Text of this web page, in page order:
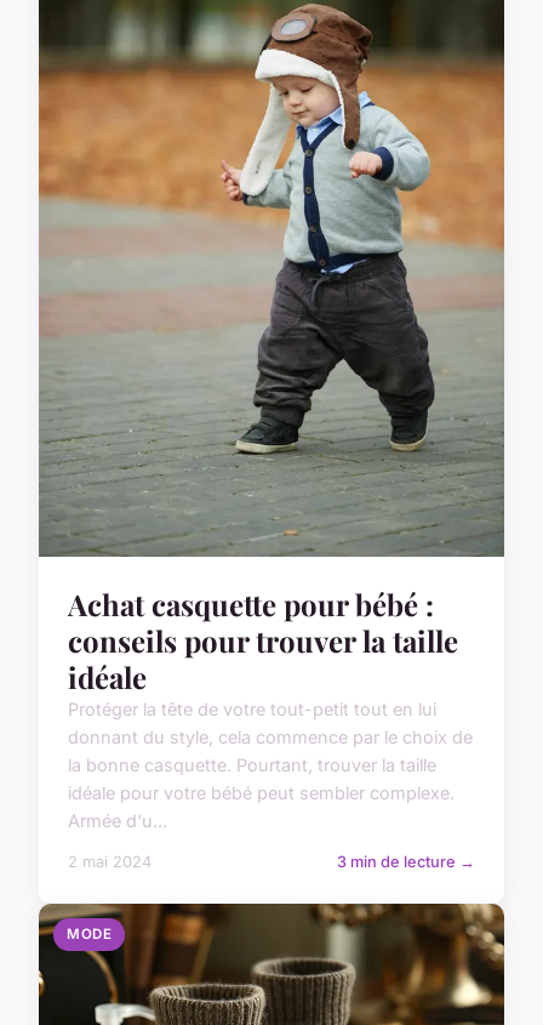
Achat casquette pour bébé :
conseils pour trouver la taille
idéale
Protéger la tête de votre tout-petit tout en lui
donnant du style, cela commence par le choix de
la bonne casquette. Pourtant, trouver la taille
idéale pour votre bébé peut sembler complexe.
Armée d'u...
2 mai 2024 3 min de lecture →
MODE